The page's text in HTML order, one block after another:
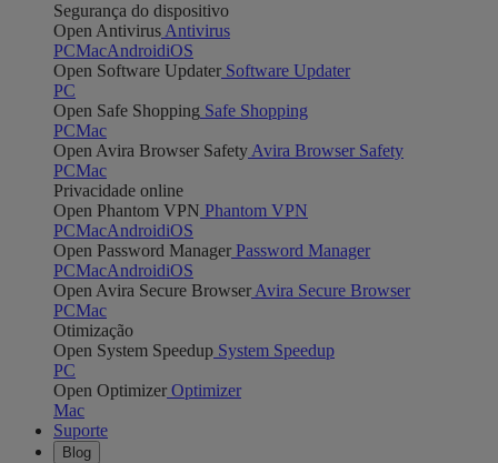
Segurança do dispositivo
Open Antivirus Antivirus
PCMacAndroidiOS
Open Software Updater Software Updater
PC
Open Safe Shopping Safe Shopping
PCMac
Open Avira Browser Safety Avira Browser Safety
PCMac
Privacidade online
Open Phantom VPN Phantom VPN
PCMacAndroidiOS
Open Password Manager Password Manager
PCMacAndroidiOS
Open Avira Secure Browser Avira Secure Browser
PCMac
Otimização
Open System Speedup System Speedup
PC
Open Optimizer Optimizer
Mac
Suporte
Blog